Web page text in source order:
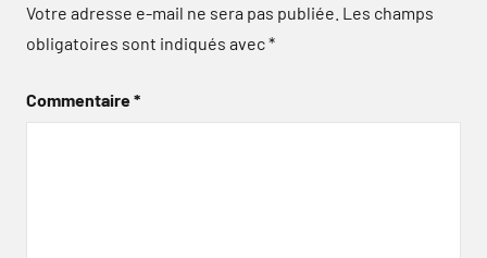
Votre adresse e-mail ne sera pas publiée. Les champs
obligatoires sont indiqués avec*
Commentaire*